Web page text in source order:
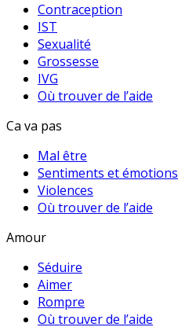
Contraception
IST
Sexualité
Grossesse
IVG
Où trouver de l’aide
Ca va pas
Mal être
Sentiments et émotions
Violences
Où trouver de l’aide
Amour
Séduire
Aimer
Rompre
Où trouver de l’aide